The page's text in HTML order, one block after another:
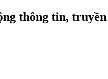
thông tin,